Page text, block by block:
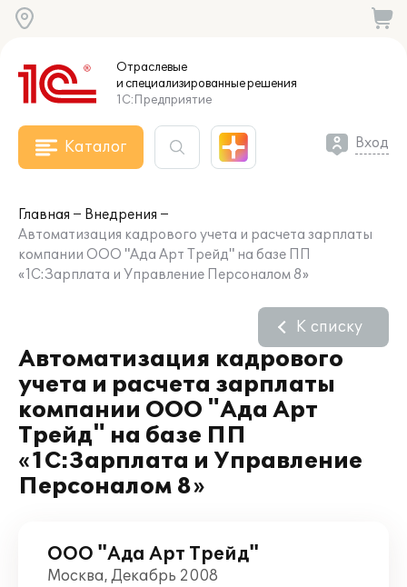
Отраслевые
и специализированныерешения
1С:Предприятие
Каталог Вход
Главная
Внедрения
Автоматизация кадрового учета и расчета зарплаты
компании ООО "Ада Арт Трейд" на базе ПП
«1С:Зарплата и Управление Персоналом 8»
Автоматизация кадрового
учета и расчета зарплаты
компании ООО "Ада Арт
Трейд" на базе ПП
«1С:Зарплата и Управление
Персоналом 8»
К списку
ООО "Ада Арт Трейд"
Москва, Декабрь 2008